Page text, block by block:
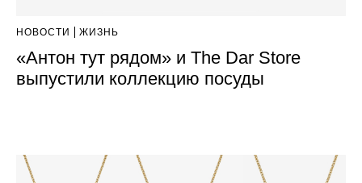
НОВОСТИ ЖИЗНЬ
«Антон тут рядом» и The Dar Store
выпустили коллекцию посуды